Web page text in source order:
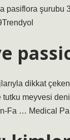
pasiflora şurubu
dikkat
meyvesi
Fa … Medical